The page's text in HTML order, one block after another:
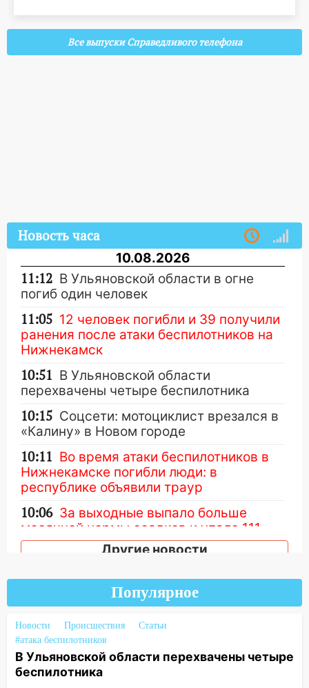
Все выпуски Справедливого телефона
Новость часа
10.08.2026
11:12 В Ульяновской области в огне
погиб один человек
11:05 12 человек погибли и 39 получили
ранения после атаки беспилотников на
Нижнекамск
10:51 В Ульяновской области
перехвачены четыре беспилотника
10:15 Соцсети: мотоциклист врезался в
«Калину» в Новом городе
10:11 Во время атаки беспилотников в
Нижнекамске погибли люди: в
республике объявили траур
10:06 За выходные выпало больше
месячной нормы осадков и упало 111
деревьев в Ульяновске
повредил кровли районного дома
культуры и школы
09:20
Момент падения дерева на
машину в Ульяновске попал на видео
09:16 Утро ульяновских водителей
началось с «глухой» пробки на старом
Другие новости
Популярное
Новости Происшествия
Статьи
#атака беспилотников
В Ульяновской области перехвачены четыре
беспилотника